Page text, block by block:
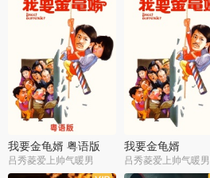
我要金龟婿 粤语版
吕秀菱爱上帅气暖男
我要金龟婿
吕秀菱爱上帅气暖男